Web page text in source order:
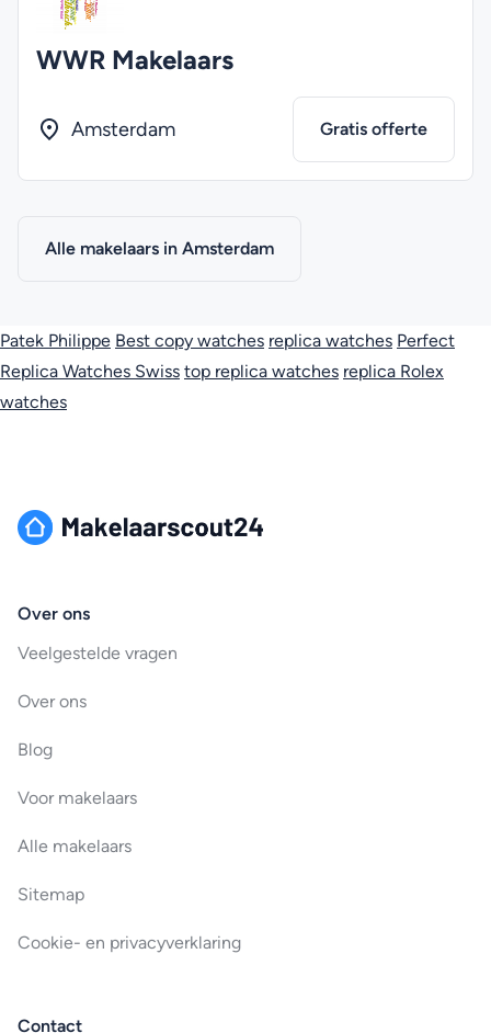
WWR Makelaars
Amsterdam Gratis offerte
Alle makelaars in Amsterdam
Patek Philippe Best copy watches replica watches Perfect
Replica Watches Swiss top replica watches replica Rolex
watches
Over ons
Veelgestelde vragen
Over ons
Blog
Voor makelaars
Alle makelaars
Sitemap
Cookie- en privacyverklaring
Contact